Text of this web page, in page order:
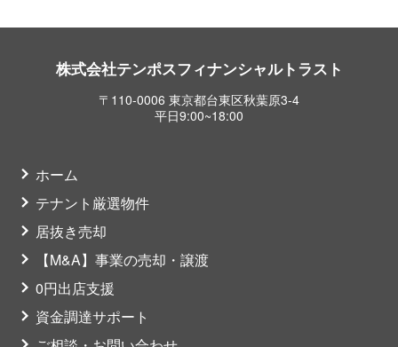
株式会社テンポスフィナンシャルトラスト
〒110-0006 東京都台東区秋葉原3-4
平日9:00~18:00
ホーム
テナント厳選物件
居抜き売却
【M&A】事業の売却・譲渡
0円出店支援
資金調達サポート